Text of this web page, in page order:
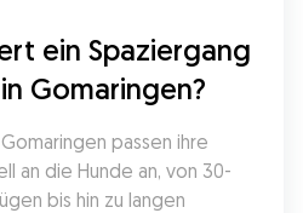
ein Spaziergang
Gomaringen?
passen ihre
an die Hunde an, von 30-
bis hin zu langen